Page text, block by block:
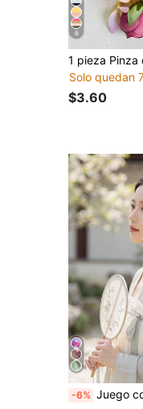
6
Solo quedan
$3.60
-6% Juego completo de 3 piezas de accesorios para el cabello estilo